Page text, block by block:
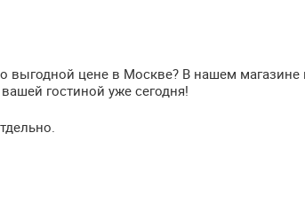
выгодной цене в Москве? В нашем магазине
гостиной уже сегодня!